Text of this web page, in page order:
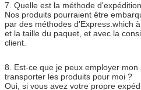
7. Quelle est la méthode
Nos produits pourraient être
par des méthodes d'Express.which
et la taille du paquet, et avec la
client.
8. Est-ce que je peux employer
transporter les produits pour moi ?
Oui, si vous avez votre propre